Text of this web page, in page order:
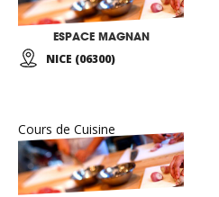
ESPACE MAGNAN
NICE (06300)
Cours de Cuisine